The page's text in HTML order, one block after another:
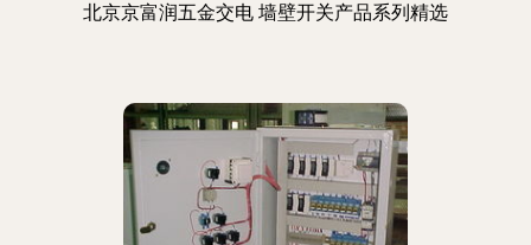
北京京富润五金交电 墙壁开关产品系列精选